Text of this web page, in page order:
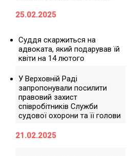
25.02.2025
Суддя скаржиться на
адвоката, який подарував їй
квіти на 14 лютого
У Верховній Раді
запропонували посилити
правовий захист
співробітників Служби
судової охорони та її голови
21.02.2025